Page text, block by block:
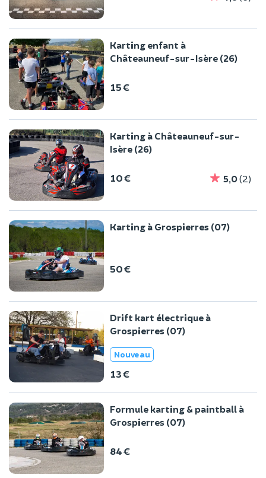
Karting enfant à
Châteauneuf-sur-Isère (26)
15 €
Karting à Châteauneuf-sur-
Isère (26)
10 € 5,0(2)
Karting à Grospierres (07)
50 €
Drift kart électrique à
Grospierres (07)
Nouveau
13 €
Formule karting & paintball à
Grospierres (07)
84 €